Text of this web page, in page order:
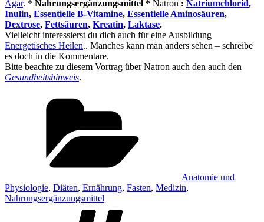
Agar. * Nahrungsergänzungsmittel * Natron : Natriumchlorid,
Inulin, Essentielle B-Vitamine, Essentielle Aminosäuren,
Dextrose, Fettsäuren, Kreatin, Laktase.
Vielleicht interessierst du dich auch für eine Ausbildung
Energetisches Heilen.. Manches kann man anders sehen – schreibe
es doch in die Kommentare.
Bitte beachte zu diesem Vortrag über Natron auch den auch den
Gesundheitshinweis.
Anatomie und
Physiologie, Diäten, Ernährung, Fasten, Medizin,
Nahrungsergänzungsmittel